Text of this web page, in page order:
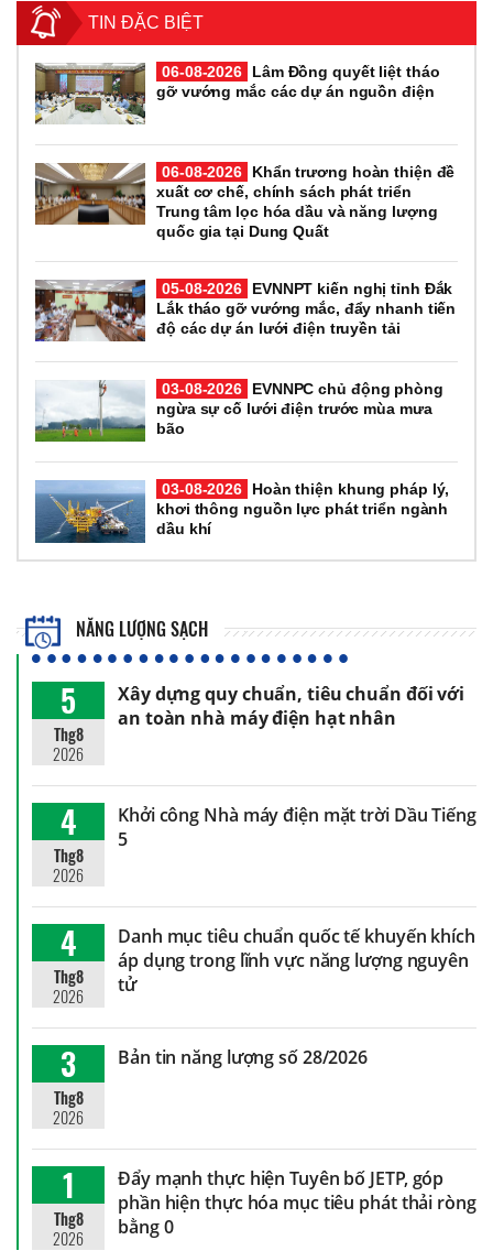
TIN ĐẶC BIỆT
06-08-2026
Lâm Đồng quyết liệt tháo
gỡ vướng mắc các dự án nguồn điện
06-08-2026
Khẩn trương hoàn thiện đề
xuất cơ chế, chính sách phát triển
Trung tâm lọc hóa dầu và năng lượng
quốc gia tại Dung Quất
05-08-2026
EVNNPT kiến nghị tỉnh Đắk
Lắk tháo gỡ vướng mắc, đẩy nhanh tiến
độ các dự án lưới điện truyền tải
03-08-2026
EVNNPC chủ động phòng
ngừa sự cố lưới điện trước mùa mưa
bão
03-08-2026
Hoàn thiện khung pháp lý,
khơi thông nguồn lực phát triển ngành
dầu khí
NĂNG LƯỢNG SẠCH
5
Thg8
2026
Xây dựng quy chuẩn, tiêu chuẩn đối với
an toàn nhà máy điện hạt nhân
4
Thg8
2026
Khởi công Nhà máy điện mặt trời Dầu Tiếng
5
4
Thg8
2026
Danh mục tiêu chuẩn quốc tế khuyến khích
áp dụng trong lĩnh vực năng lượng nguyên
tử
3
Thg8
2026
Bản tin năng lượng số 28/2026
1
Thg8
2026
Đẩy mạnh thực hiện Tuyên bố JETP, góp
phần hiện thực hóa mục tiêu phát thải ròng
bằng 0